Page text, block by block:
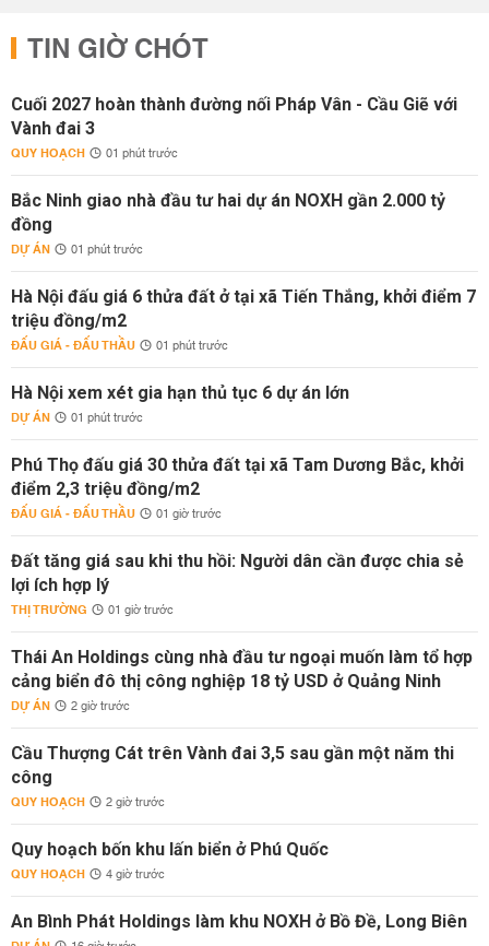
TIN GIỜ CHÓT
Cuối 2027 hoàn thành đường nối Pháp Vân - Cầu Giẽ với
Vành đai 3
QUY HOẠCH 01 phút trước
Bắc Ninh giao nhà đầu tư hai dự án NOXH gần 2.000 tỷ
đồng
DỰ ÁN 01 phút trước
Hà Nội đấu giá 6 thửa đất ở tại xã Tiến Thắng, khởi điểm 7
triệu đồng/m2
ĐẤU GIÁ - ĐẤU THẦU 01 phút trước
Hà Nội xem xét gia hạn thủ tục 6 dự án lớn
DỰ ÁN 01 phút trước
Phú Thọ đấu giá 30 thửa đất tại xã Tam Dương Bắc, khởi
điểm 2,3 triệu đồng/m2
ĐẤU GIÁ - ĐẤU THẦU 01 giờ trước
Đất tăng giá sau khi thu hồi: Người dân cần được chia sẻ
lợi ích hợp lý
THỊ TRƯỜNG 01 giờ trước
Thái An Holdings cùng nhà đầu tư ngoại muốn làm tổ hợp
cảng biển đô thị công nghiệp 18 tỷ USD ở Quảng Ninh
DỰ ÁN 2 giờ trước
Cầu Thượng Cát trên Vành đai 3,5 sau gần một năm thi
công
QUY HOẠCH 2 giờ trước
Quy hoạch bốn khu lấn biển ở Phú Quốc
QUY HOẠCH 4 giờ trước
An Bình Phát Holdings làm khu NOXH ở Bồ Đề, Long Biên